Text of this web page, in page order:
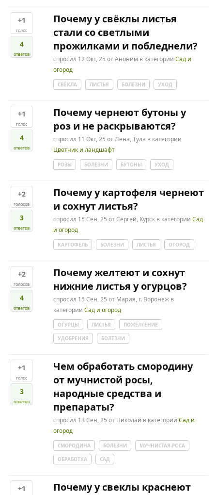
+1
голос
4
ответов
Почему у свёклы листья
стали со светлыми
прожилками и побледнели?
спросил 12 Окт, 25 отАноним в категорииСад и
огород
СВЁКЛА ЛИСТЬЯ БОЛЕЗНИ УХОД
+1
голос
4
ответов
Почему чернеют бутоны у
роз и не раскрываются?
спросил 11 Окт, 25 отЛена, Тула в категории
Цветник и ландшафт
РОЗЫ БОЛЕЗНИ БУТОНЫ УХОД
+2
голосов
3
ответов
Почему у картофеля чернеют
и сохнут листья?
спросил 15 Сен, 25 отСергей, Курск в категорииСад
и огород
КАРТОФЕЛЬ БОЛЕЗНИ ЛИСТЬЯ ОГОРОД
+2
голосов
4
ответов
Почему желтеют и сохнут
нижние листья у огурцов?
спросил 15 Сен, 25 от Мария, г. Воронеж в
категорииСад и огород
ОГУРЦЫ ЛИСТЬЯ
ПОЖЕЛТЕНИЕ
УДОБРЕНИЯ
БОЛЕЗНИ
+1
голос
3
ответов
Чем обработать смородину
от мучнистой росы,
народные средства и
препараты?
спросил 13 Сен, 25 от Николай в категорииСад и
огород
СМОРОДИНА БОЛЕЗНИ
МУЧНИСТАЯ-РОСА
ОБРАБОТКА
САД
+1
Почему у свеклы краснеют